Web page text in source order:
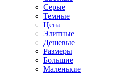
Серые
Темные
Цена
Элитные
Дешевые
Размеры
Большие
Маленькие